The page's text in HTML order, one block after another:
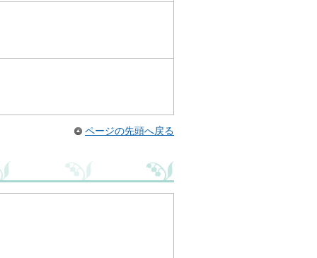
ページの先頭へ戻る